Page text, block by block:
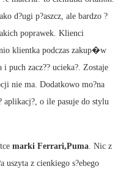
d?ugi p?aszcz, ale bardzo ?
poprawek. Klienci
klientka podczas zakup�w
puch zacz?? ucieka?. Zostaje
nie ma. Dodatkowo mo?na
aplikacj?, o ile pasuje do stylu
marki Ferrari,Puma. Nic z
uszyta z cienkiego s?ebego